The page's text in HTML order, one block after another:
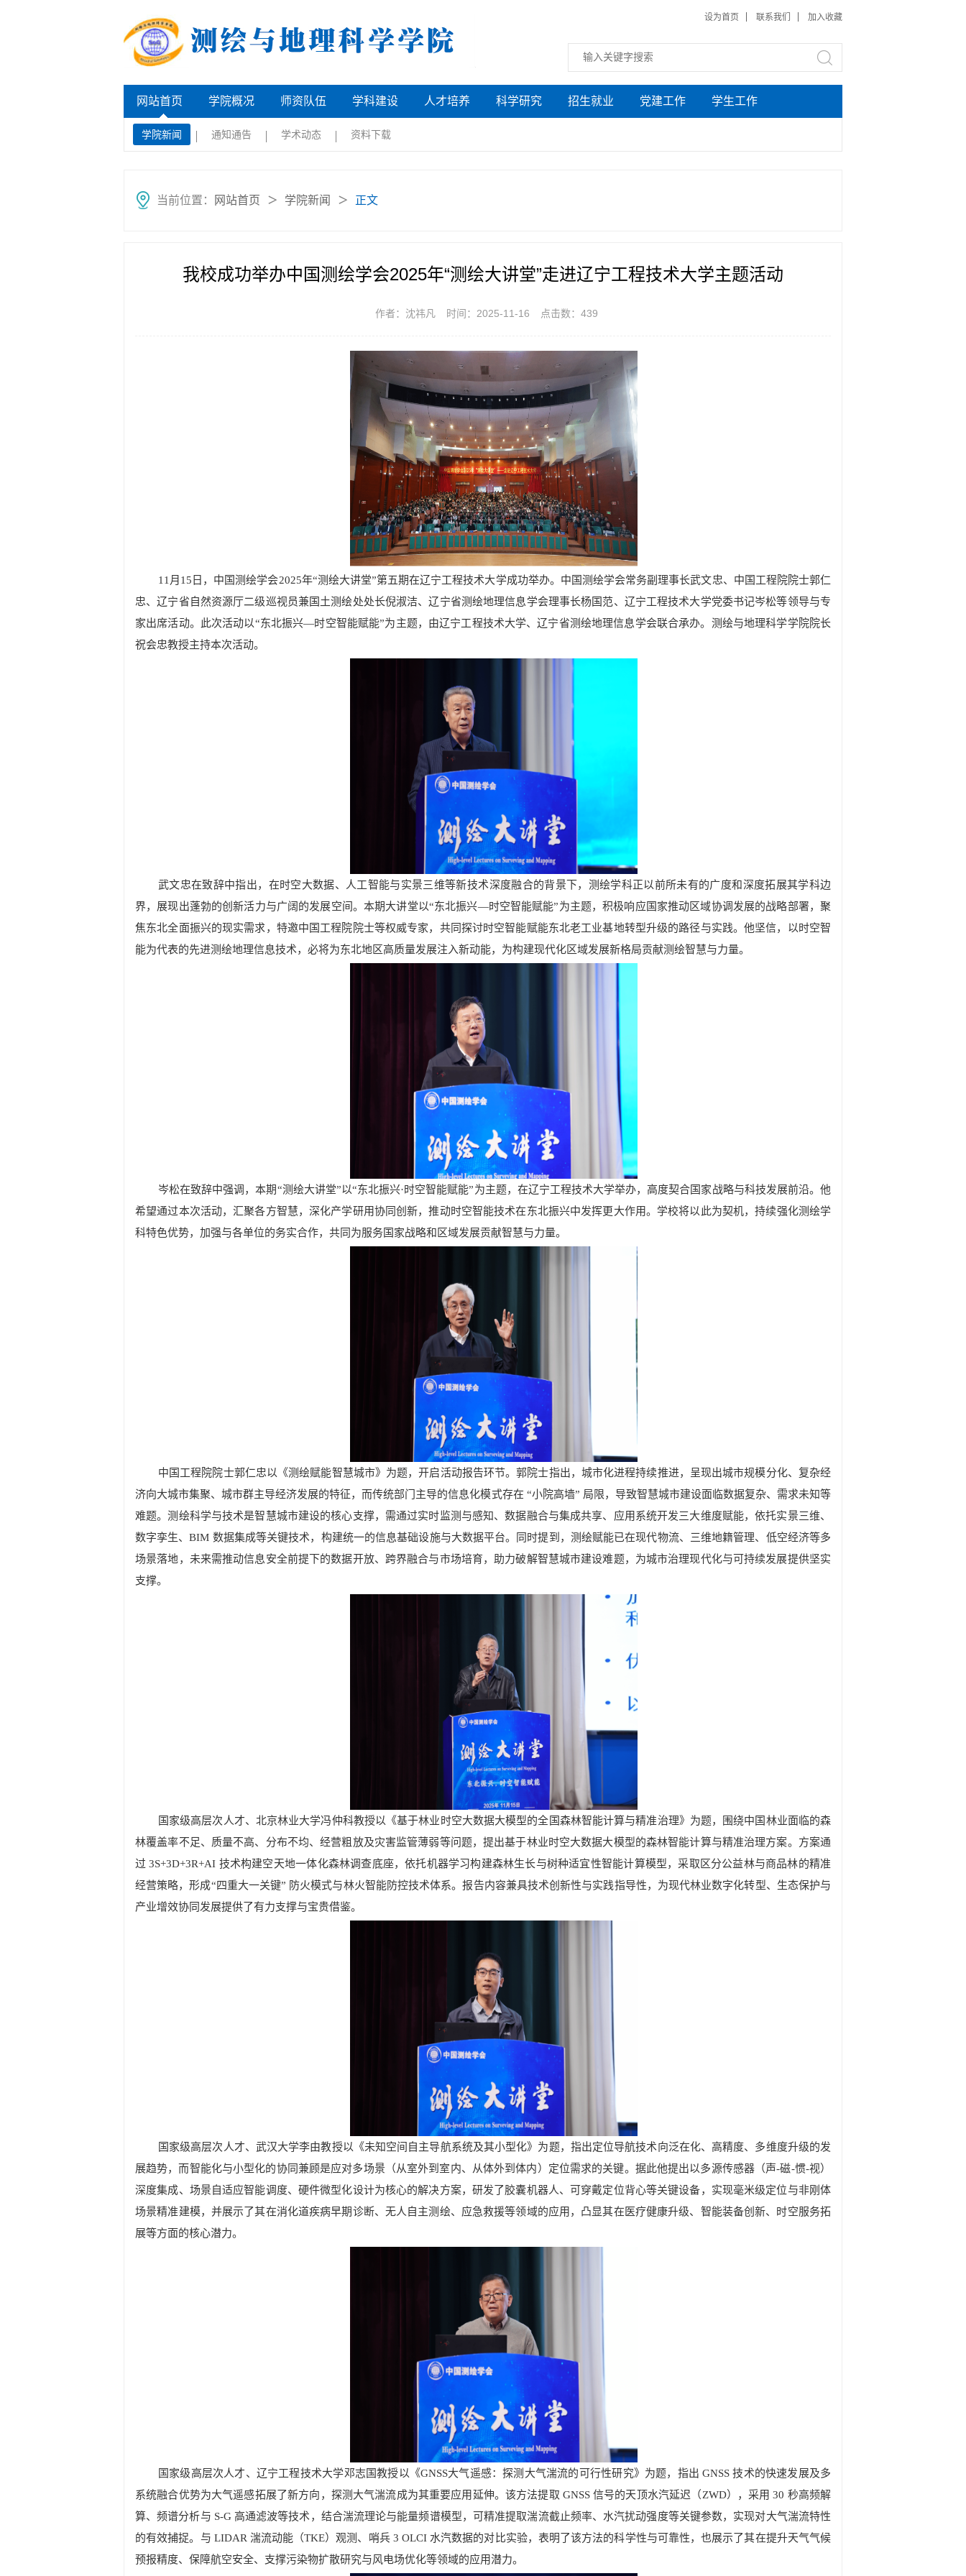
设为首页 联系我们 加入收藏
网站首页 学院概况 师资队伍 学科建设 人才培养 科学研究 招生就业 党建工作 学生工作
学院新闻 通知通告 学术动态 资料下载
当前位置： 网站首页 ＞ 学院新闻 ＞ 正文
我校成功举办中国测绘学会2025年“测绘大讲堂”走进辽宁工程技术大学主题活动
作者：沈祎凡 时间：2025-11-16 点击数： 439
11月15日，中国测绘学会2025年“测绘大讲堂”第五期在辽宁工程技术大学成功举办。中国测绘学会常务副理事长武文忠、中国工程院院士郭仁
忠、辽宁省自然资源厅二级巡视员兼国土测绘处处长倪淑洁、辽宁省测绘地理信息学会理事长杨国范、辽宁工程技术大学党委书记岑松等领导与专
家出席活动。此次活动以“东北振兴—时空智能赋能”为主题，由辽宁工程技术大学、辽宁省测绘地理信息学会联合承办。测绘与地理科学学院院长
祝会忠教授主持本次活动。
武文忠在致辞中指出，在时空大数据、人工智能与实景三维等新技术深度融合的背景下，测绘学科正以前所未有的广度和深度拓展其学科边
界，展现出蓬勃的创新活力与广阔的发展空间。本期大讲堂以“东北振兴—时空智能赋能”为主题，积极响应国家推动区域协调发展的战略部署，聚
焦东北全面振兴的现实需求，特邀中国工程院院士等权威专家，共同探讨时空智能赋能东北老工业基地转型升级的路径与实践。他坚信，以时空智
能为代表的先进测绘地理信息技术，必将为东北地区高质量发展注入新动能，为构建现代化区域发展新格局贡献测绘智慧与力量。
岑松在致辞中强调，本期“测绘大讲堂”以“东北振兴·时空智能赋能”为主题，在辽宁工程技术大学举办，高度契合国家战略与科技发展前沿。他
希望通过本次活动，汇聚各方智慧，深化产学研用协同创新，推动时空智能技术在东北振兴中发挥更大作用。 学校将以此为契机，持续强化测绘学
科特色优势，加强与各单位的务实合作，共同为服务国家战略和区域发展贡献智慧与力量。
中国工程院院士郭仁忠以《测绘赋能智慧城市》为题，开启活动报告环节。郭院士指出，城市化进程持续推进，呈现出城市规模分化、复杂经
济向大城市集聚、城市群主导经济发展的特征，而传统部门主导的信息化模式存在 “小院高墙” 局限，导致智慧城市建设面临数据复杂、需求未知等
难题。测绘科学与技术是智慧城市建设的核心支撑，需通过实时监测与感知、数据融合与集成共享、应用系统开发三大维度赋能，依托实景三维、
数字孪生、BIM 数据集成等关键技术，构建统一的信息基础设施与大数据平台。同时提到，测绘赋能已在现代物流、三维地籍管理、低空经济等多
场景落地，未来需推动信息安全前提下的数据开放、跨界融合与市场培育，助力破解智慧城市建设难题，为城市治理现代化与可持续发展提供坚实
支撑。
国家级高层次人才、 北京林业大学冯仲科教授以《基于林业时空大数据大模型的全国森林智能计算与精准治理》为题，围绕中国林业面临的森
林覆盖率不足、质量不高、分布不均、经营粗放及灾害监管薄弱等问题，提出基于林业时空大数据大模型的森林智能计算与精准治理方案。方案通
过 3S+3D+3R+AI 技术构建空天地一体化森林调查底座，依托机器学习构建森林生长与树种适宜性智能计算模型，采取区分公益林与商品林的精准
经营策略，形成“四重大一关键” 防火模式与林火智能防控技术体系。报告内容兼具技术创新性与实践指导性，为现代林业数字化转型、生态保护与
产业增效协同发展提供了有力支撑与宝贵借鉴。
国家级高层次人才、 武汉大学李由教授以《未知空间自主导航系统及其小型化》为题，指出定位导航技术向泛在化、高精度、多维度升级的发
展趋势，而智能化与小型化的协同兼顾是应对多场景（从室外到室内、从体外到体内）定位需求的关键。 据此他提出以多源传感器（声-磁-惯-视）
深度集成、场景自适应智能调度、硬件微型化设计为核心的解决方案，研发了胶囊机器人、可穿戴定位背心等关键设备，实现毫米级定位与非刚体
场景精准建模，并展示了其在消化道疾病早期诊断、无人自主测绘、应急救援等领域的应用，凸显其在医疗健康升级、智能装备创新、时空服务拓
展等方面的核心潜力。
国家级高层次人才、 辽宁工程技术大学邓志国教授以《GNSS大气遥感：探测大气湍流的可行性研究》为题，指出 GNSS 技术的快速发展及多
系统融合优势为大气遥感拓展了新方向，探测大气湍流成为其重要应用延伸。该方法提取 GNSS 信号的天顶水汽延迟（ZWD），采用 30 秒高频解
算、频谱分析与 S-G 高通滤波等技术，结合湍流理论与能量频谱模型，可精准提取湍流截止频率、水汽扰动强度等关键参数，实现对大气湍流特性
的有效捕捉。与 LIDAR 湍流动能（TKE）观测、哨兵 3 OLCI 水汽数据的对比实验， 表明了该方法的科学性与可靠性，也展示了其在提升天气气候
预报精度、保障航空安全、支撑污染物扩散研究与风电场优化等领域的应用潜力。